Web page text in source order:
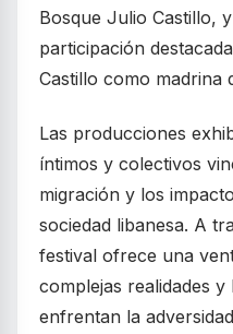
Bosque Julio Castillo,
participación
Castillo como madrina
Las producciones
íntimos y colectivos
migración y los
sociedad libanesa. A
festival ofrece una
complejas realidades
enfrentan la